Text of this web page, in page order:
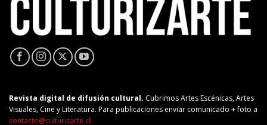
Revista digital de difusión cultural. Cubrimos Artes Escénicas, Artes
Visuales, Cine y Literatura. Para publicaciones enviar comunicado + foto a
contacto@culturizarte.cl